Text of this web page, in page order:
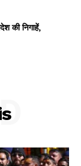
की निगाहें,